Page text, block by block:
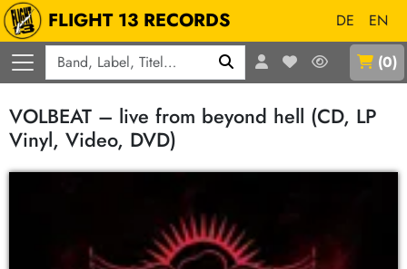
FLIGHT 13 RECORDS DE
EN
(0)
VOLBEAT – live from beyond hell (CD, LP
Vinyl, Video, DVD)